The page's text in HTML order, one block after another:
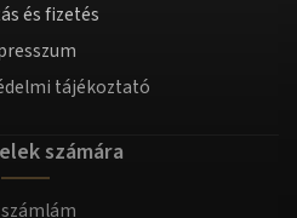
és fizetés
tájékoztató
számára